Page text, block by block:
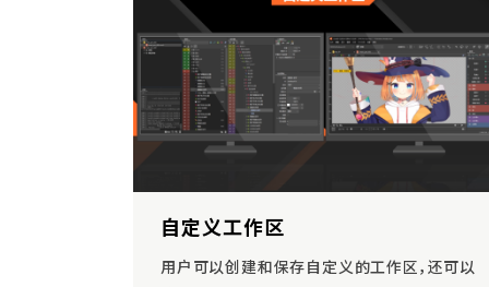
自定义工作区
用户可以创建和保存自定义的工作区，还可以